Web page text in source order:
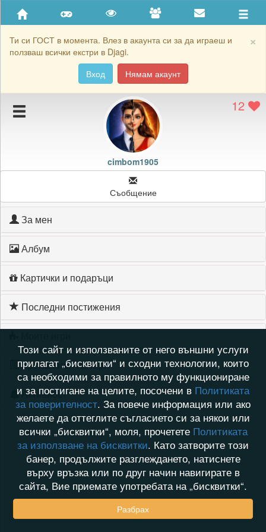
×
Ти си ГОСТ в момента. Влез в акаунта си за да играеш и
ползваш всички екстри в Djagi.
Вход
Нямам акаунт
Приятели
Хронология на игри
Подаръците на cimbom1905
Картичките на cimbom1905
Блокирай cimbom1905
12
cimbom1905
Съобщение
За мен
Албум
Картички и подаръци
Последни постижения
Хронология на игри
Активност
Този сайт и използваните от него външни услуги
прилагат „бисквитки“ и сходни технологии, които
са необходими за правилното му функциониране
и за постигане на целите, посочени в Политиката
за поверителност. За повече информация или ако
желаете да оттеглите съгласието си за някои или
всички „бисквитки“, моля, прочетете Политиката
за използване на бисквитки. Като затворите този
банер, продължите разглеждането, натиснете
върху връзка или по друг начин навигирате в
сайта, Вие приемате употребата на „бисквитки“.
Разбрах